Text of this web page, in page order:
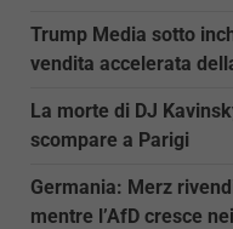
Trump Media sotto
vendita accelerata
La morte di DJ
scompare a Parigi
Germania: Merz
mentre l’AfD cresce